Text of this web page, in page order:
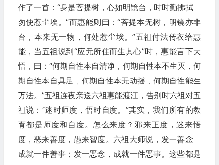
作了一首：“身是菩提树，心如明镜台，时时勤拂拭，
勿使惹尘埃。”而惠能则曰：“菩提本无树，明镜亦非
台，本来无一物，何处惹尘埃。”五祖付法传衣给惠
能，当五祖说到“应无所住而生其心”时，惠能言下大
悟，曰：“何期自性本自清净，何期自性本不生灭，何
期自性本自具足，何期自性本无动摇，何期自性能生
万法。”五祖连夜亲送六祖惠能渡江，告别时六祖对五
祖说：“迷时师度，悟时自度。”其实，我们所有的教
育都是师度和自度。怎么来度？邪来正度，迷来悟
度，恶来善度，愚来智度。六祖大师说，发一善念，
成就一件善事；发一恶念，成就一件恶事。这些都是